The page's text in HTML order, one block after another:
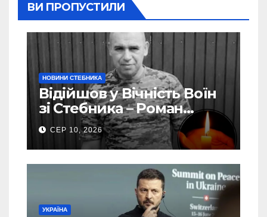
ВИ ПРОПУСТИЛИ
НОВИНИ СТЕБНИКА
Відійшов у Вічність Воїн
зі Стебника – Роман
Кучера
СЕР 10, 2026
УКРАЇНА